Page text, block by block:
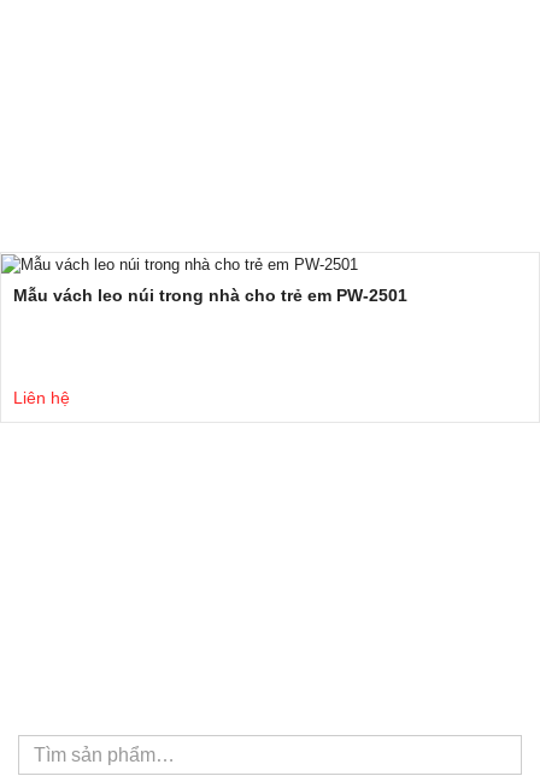
Mẫu vách leo núi trong nhà cho trẻ em PW-2501
Liên hệ